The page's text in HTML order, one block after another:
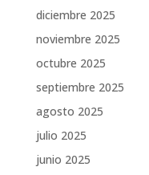
diciembre 2025
noviembre 2025
octubre 2025
septiembre 2025
agosto 2025
julio 2025
junio 2025